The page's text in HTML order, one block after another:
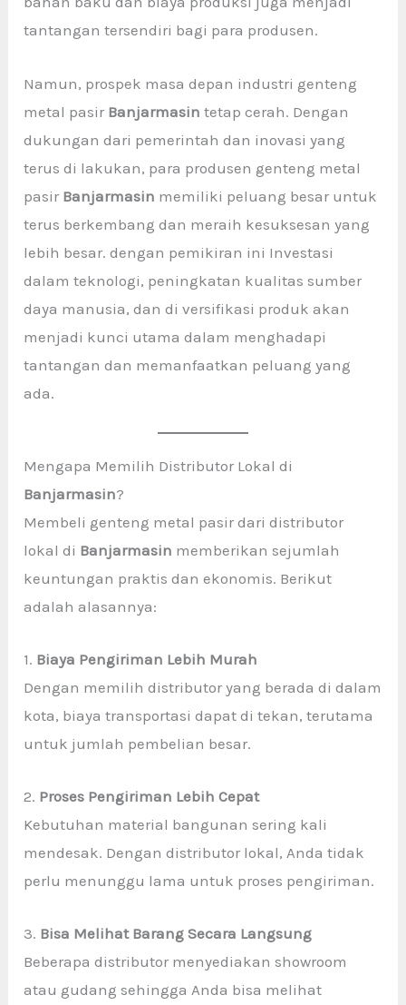
tantangan tersendiri bagi para produsen.
Namun, prospek masa depan industri genteng
metal pasir Banjarmasin tetap cerah. Dengan
dukungan dari pemerintah dan inovasi yang
terus di lakukan, para produsen genteng metal
pasir Banjarmasin memiliki peluang besar untuk
terus berkembang dan meraih kesuksesan yang
lebih besar. dengan pemikiran ini Investasi
dalam teknologi, peningkatan kualitas sumber
daya manusia, dan di versifikasi produk akan
menjadi kunci utama dalam menghadapi
tantangan dan memanfaatkan peluang yang
ada.
Mengapa Memilih Distributor Lokal di
Banjarmasin?
Membeli genteng metal pasir dari distributor
lokal di Banjarmasin memberikan sejumlah
keuntungan praktis dan ekonomis. Berikut
adalah alasannya:
1. Biaya Pengiriman Lebih Murah
Dengan memilih distributor yang berada di dalam
kota, biaya transportasi dapat di tekan, terutama
untuk jumlah pembelian besar.
2. Proses Pengiriman Lebih Cepat
Kebutuhan material bangunan sering kali
mendesak. Dengan distributor lokal, Anda tidak
perlu menunggu lama untuk proses pengiriman.
3. Bisa Melihat Barang Secara Langsung
Beberapa distributor menyediakan showroom
atau gudang sehingga Anda bisa melihat